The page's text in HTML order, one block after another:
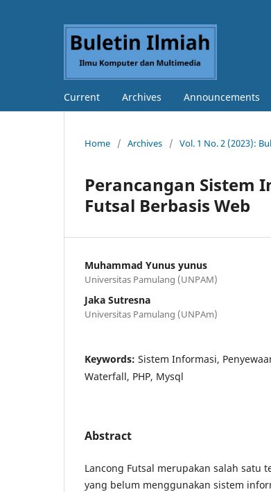
Current Archives Announcements
Home / Archives / Vol. 1 No. 2 (2023):
Perancangan Sistem
Futsal Berbasis Web
Muhammad Yunus yunus
Universitas Pamulang (UNPAM)
Jaka Sutresna
Universitas Pamulang (UNPAm)
Keywords: Sistem Informasi,
Waterfall, PHP, Mysql
Abstract
Lancong Futsal merupakan salah satu
yang belum menggunakan sistem